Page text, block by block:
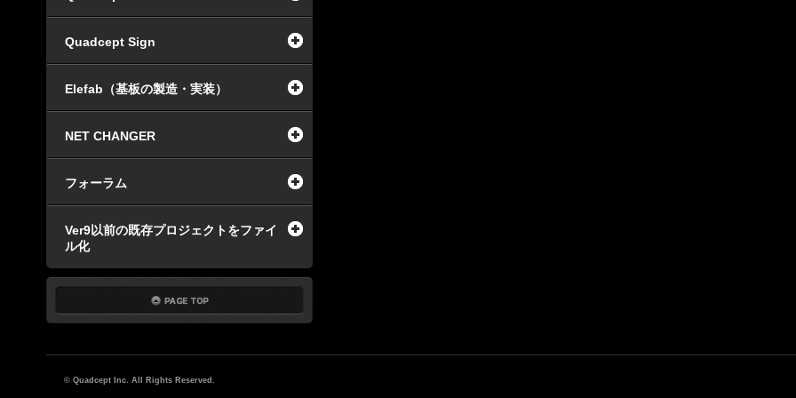
Quadcept Sign
Elefab（基板の製造・実装）
NET CHANGER
フォーラム
Ver9以前の既存プロジェクトをファイ
ル化
© Quadcept Inc. All Rights Reserved.